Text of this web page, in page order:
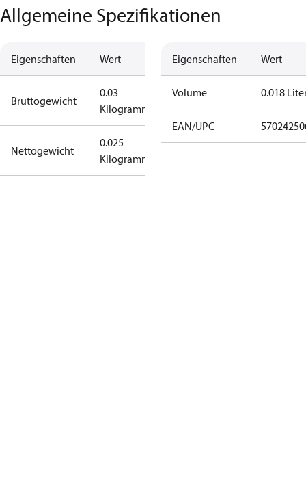
Allgemeine Spezifikationen
Eigenschaften Wert
Bruttogewicht
0.03
Kilogramm
Nettogewicht
0.025
Kilogramm
Eigenschaften Wert
Volume 0.018
EAN/UPC